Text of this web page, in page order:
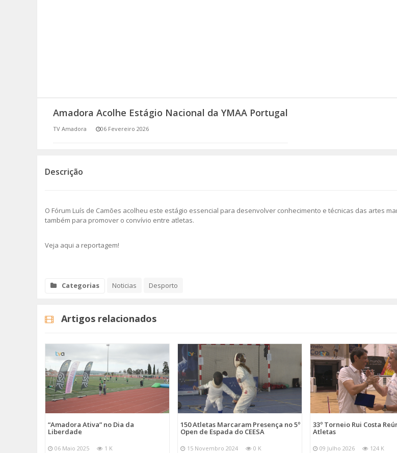
(RE) PENSAMENTOS
Amadora Acolhe Estágio Nacional da YMAA Portugal
TV Amadora 06 Fevereiro 2026
Descrição
O Fórum Luís de Camões acolheu este estágio essencial para desenvolver conhecimento e técnicas das artes
também para promover o convívio entre atletas.
Veja aqui a reportagem!
Categorias Noticias Desporto
Artigos relacionados
“Amadora Ativa” no Dia da
Liberdade
06 Maio 2025 1 K
150 Atletas Marcaram Presença no 5º
Open de Espada do CEESA
15 Novembro 2024 0 K
33º Torneio Rui Costa
Atletas
09 Julho 2026 124 K